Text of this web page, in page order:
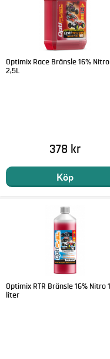
Optimix Race Bränsle 16% Nitro
2,5L
378 kr
Köp
Optimix RTR Bränsle 16% Nitro 1
liter